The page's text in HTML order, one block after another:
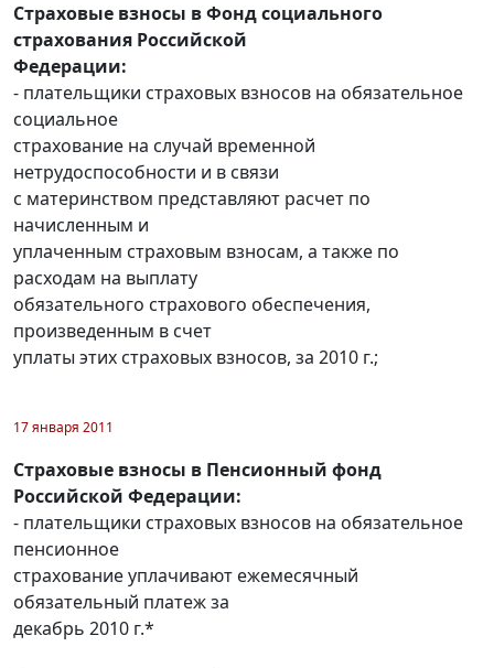
Страховые взносы в Фонд социального
страхования Российской
Федерации:
- плательщики страховых взносов на обязательное
социальное
страхование на случай временной
нетрудоспособности и в связи
с материнством представляют расчет по
начисленным и
уплаченным страховым взносам, а также по
расходам на выплату
обязательного страхового обеспечения,
произведенным в счет
уплаты этих страховых взносов, за 2010 г.;
17 января 2011
Страховые взносы в Пенсионный фонд
Российской Федерации:
- плательщики страховых взносов на обязательное
пенсионное
страхование уплачивают ежемесячный
обязательный платеж за
декабрь 2010 г.*